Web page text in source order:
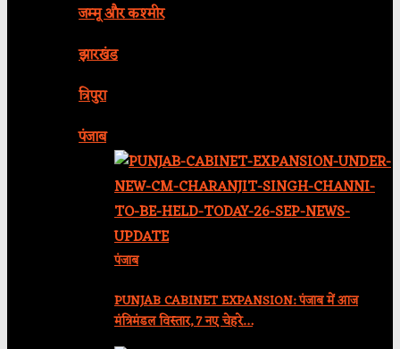
जम्मू और कश्मीर
झारखंड
त्रिपुरा
पंजाब
पंजाब
PUNJAB CABINET EXPANSION: पंजाब में आज
मंत्रिमंडल विस्तार, 7 नए चेहरे…